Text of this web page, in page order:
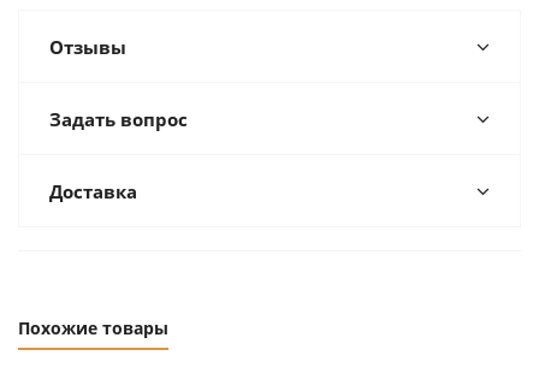
Отзывы
Задать вопрос
Доставка
Похожие товары